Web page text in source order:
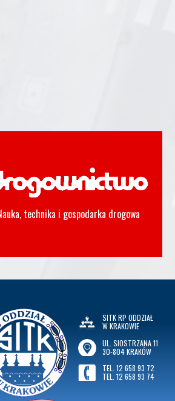
technika i gospodarka drogowa
SITK RP ODDZIAŁ
W KRAKOWIE
UL. SIOSTRZANA 11
30-804 KRAKÓW
TEL. 12 658 93 72
TEL. 12 658 93 74